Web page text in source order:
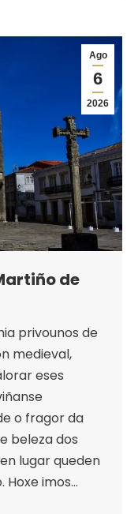
Ago
6
2026
de
privounos de
medieval,
eses
o fragor da
beleza dos
lugar queden
Hoxe imos…